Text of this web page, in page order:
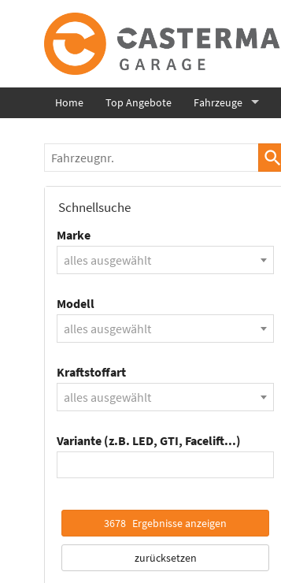
Home Top Angebote Fahrzeuge
Fahrzeugnr.
Schnellsuche
Marke
alles ausgewählt
Modell
alles ausgewählt
Kraftstoffart
alles ausgewählt
Variante (z.B. LED, GTI, Facelift...)
3678 Ergebnisse anzeigen
zurücksetzen